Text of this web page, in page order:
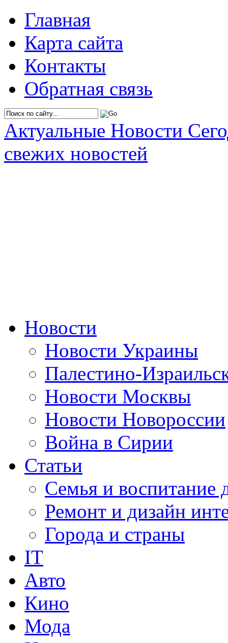
Главная
Карта сайта
Контакты
Обратная связь
Актуальные Новости
свежих новостей
Новости
Новости Украины
Палестино-
Новости Москвы
Новости Новороссии
Война в Сирии
Статьи
Семья и воспитание
Ремонт и дизайн
Города и страны
IT
Авто
Кино
Мода